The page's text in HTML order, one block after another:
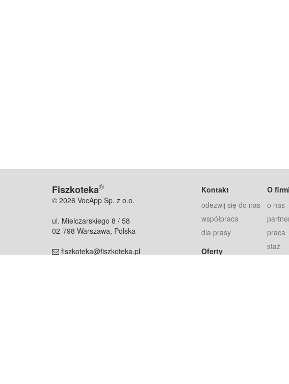
Fiszkoteka®
© 2026 VocApp Sp. z o.o.
ul. Mielczarskiego 8 / 58
02-798 Warszawa, Polska
fiszkoteka@fiszkoteka.pl
Kontakt
odezwij się do nas
współpraca
dla prasy
Oferty
O
o nas
praca
staż